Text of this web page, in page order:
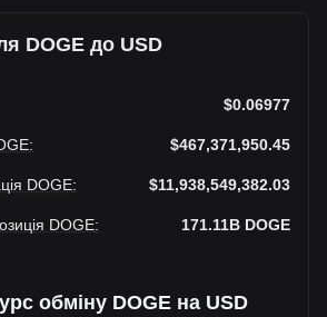
DOGE до USD
$0.06977
: $467,371,950.45
DOGE: $11,938,549,382.03
DOGE: 171.11B DOGE
обміну DOGE на USD